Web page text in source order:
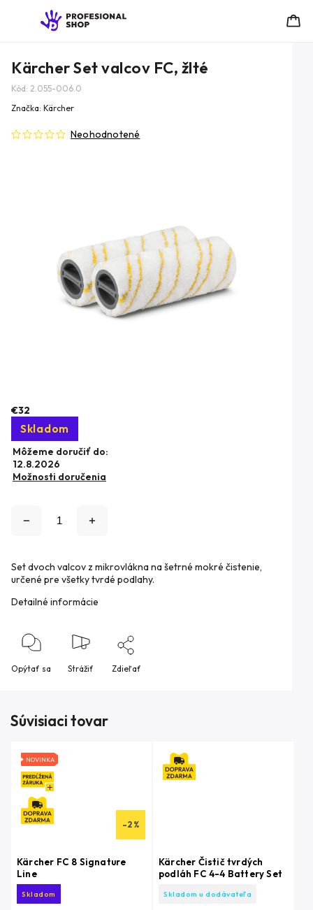
Kärcher Set valcov FC, žlté
Kód: 2.055-006.0
Neohodnotené
Značka: Kärcher
€32
Skladom
Môžeme doručiť do:
12.8.2026
Možnosti doručenia
Set dvoch valcov z mikrovlákna na šetrné mokré čistenie,
určené pre všetky tvrdé podlahy.
Detailné informácie
Opýtať sa Strážiť Zdieľať
Súvisiaci tovar
NOVINKA
–2 %
Kärcher FC 8 Signature
Line
Skladom
Kärcher Čistič tvrdých
podláh FC 4-4 Battery Set
Skladom u dodávateľa